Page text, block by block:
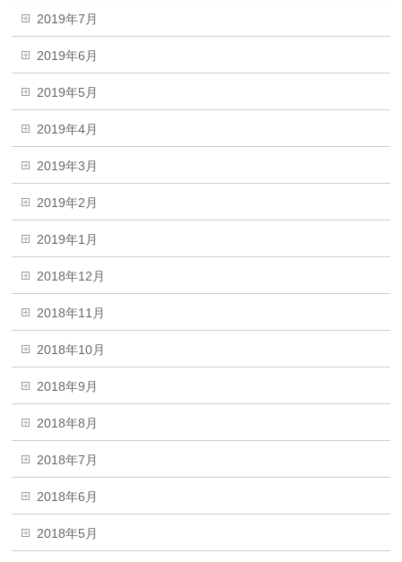
2019年7月
2019年6月
2019年5月
2019年4月
2019年3月
2019年2月
2019年1月
2018年12月
2018年11月
2018年10月
2018年9月
2018年8月
2018年7月
2018年6月
2018年5月